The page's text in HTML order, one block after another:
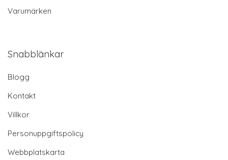
Varumärken
Snabblänkar
Blogg
Kontakt
Villkor
Personuppgiftspolicy
Webbplatskarta